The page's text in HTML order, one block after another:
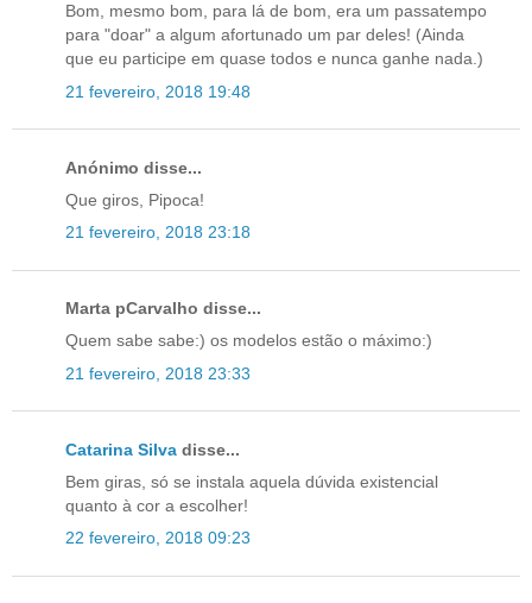
Bom, mesmo bom, para lá de bom, era um passatempo
para "doar" a algum afortunado um par deles! (Ainda
que eu participe em quase todos e nunca ganhe nada.)
21 fevereiro, 2018 19:48
Anónimo disse...
Que giros, Pipoca!
21 fevereiro, 2018 23:18
Marta pCarvalho disse...
Quem sabe sabe:) os modelos estão o máximo:)
21 fevereiro, 2018 23:33
Catarina Silva disse...
Bem giras, só se instala aquela dúvida existencial
quanto à cor a escolher!
22 fevereiro, 2018 09:23